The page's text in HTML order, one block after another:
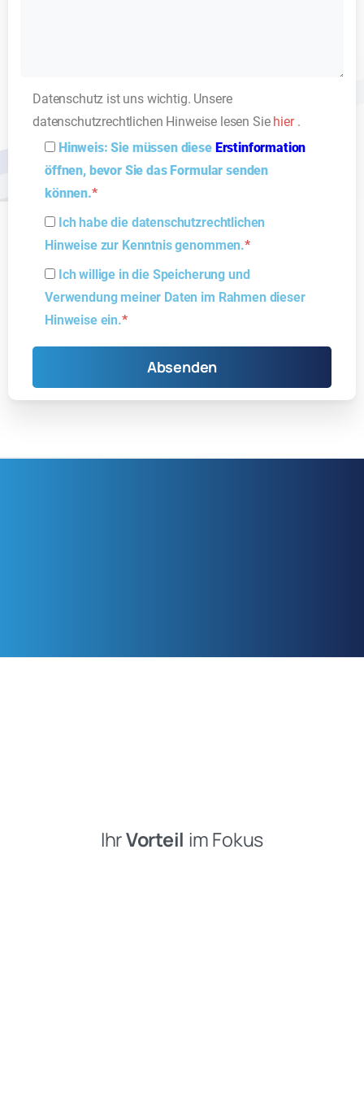
Datenschutz ist uns wichtig. Unsere
datenschutzrechtlichen Hinweise lesen Sie hier .
Hinweis: Sie müssen diese Erstinformation
öffnen, bevor Sie das Formular senden
können.*
Ich habe die datenschutzrechtlichen
Hinweise zur Kenntnis genommen.*
Ich willige in die Speicherung und
Verwendung meiner Daten im Rahmen dieser
Hinweise ein.*
IhrVorteil im Fokus